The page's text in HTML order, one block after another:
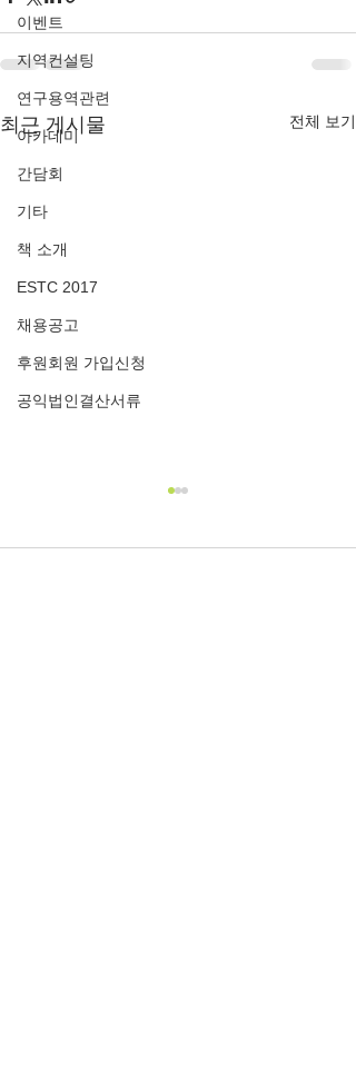
이벤트
지역컨설팅
연구용역관련
아카데미
간담회
기타
책 소개
ESTC 2017
채용공고
후원회원 가입신청
공익법인결산서류
최근 게시물 전체 보기